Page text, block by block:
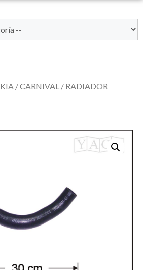
KIA /CARNIVAL / RADIADOR